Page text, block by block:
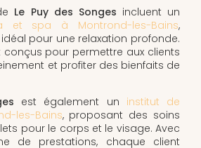
Le Puy des Songes incluent un
et spa à Montrond-les-Bains,
pour une relaxation profonde.
pour permettre aux clients
et profiter des bienfaits de
est également un institut de
les-Bains, proposant des soins
pour le corps et le visage. Avec
de prestations, chaque client